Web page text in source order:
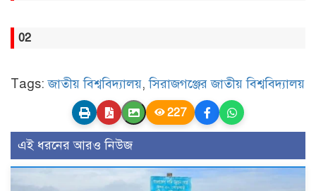
02
Tags:জাতীয় বিশ্ববিদ্যালয়,সিরাজগঞ্জের জাতীয় বিশ্ববিদ্যালয়
227
এই ধরনের আরও নিউজ